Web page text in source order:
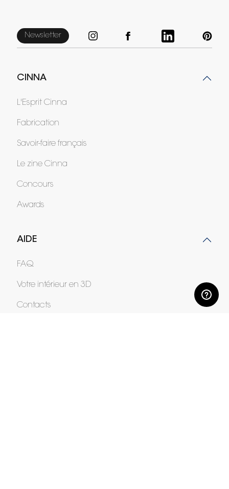
Newsletter
CINNA
L'Esprit Cinna
Fabrication
Savoir-faire français
Le zine Cinna
Concours
Awards
AIDE
FAQ
Votre intérieur en 3D
Contacts